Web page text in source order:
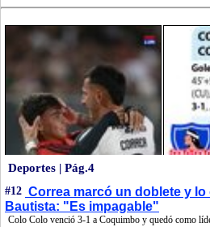
Deportes | Pág.4
#12 Correa marcó un doblete y
Bautista: "Es impagable"
Colo Colo venció 3-1 a Coquimbo y quedó como